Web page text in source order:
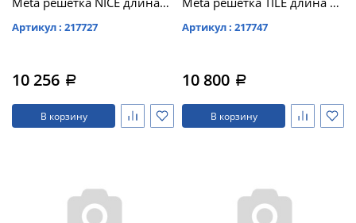
NICE-70MC)
Артикул : 217727
10 256 a
В корзину
80MC)
Артикул : 217747
10 800 a
В корзину